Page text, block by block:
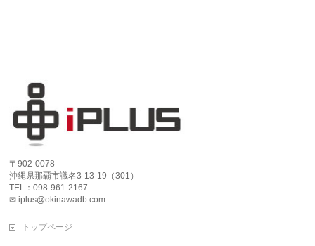
〒902-0078
沖縄県那覇市識名3-13-19（301）
TEL：098-961-2167
✉ iplus@okinawadb.com
トップページ